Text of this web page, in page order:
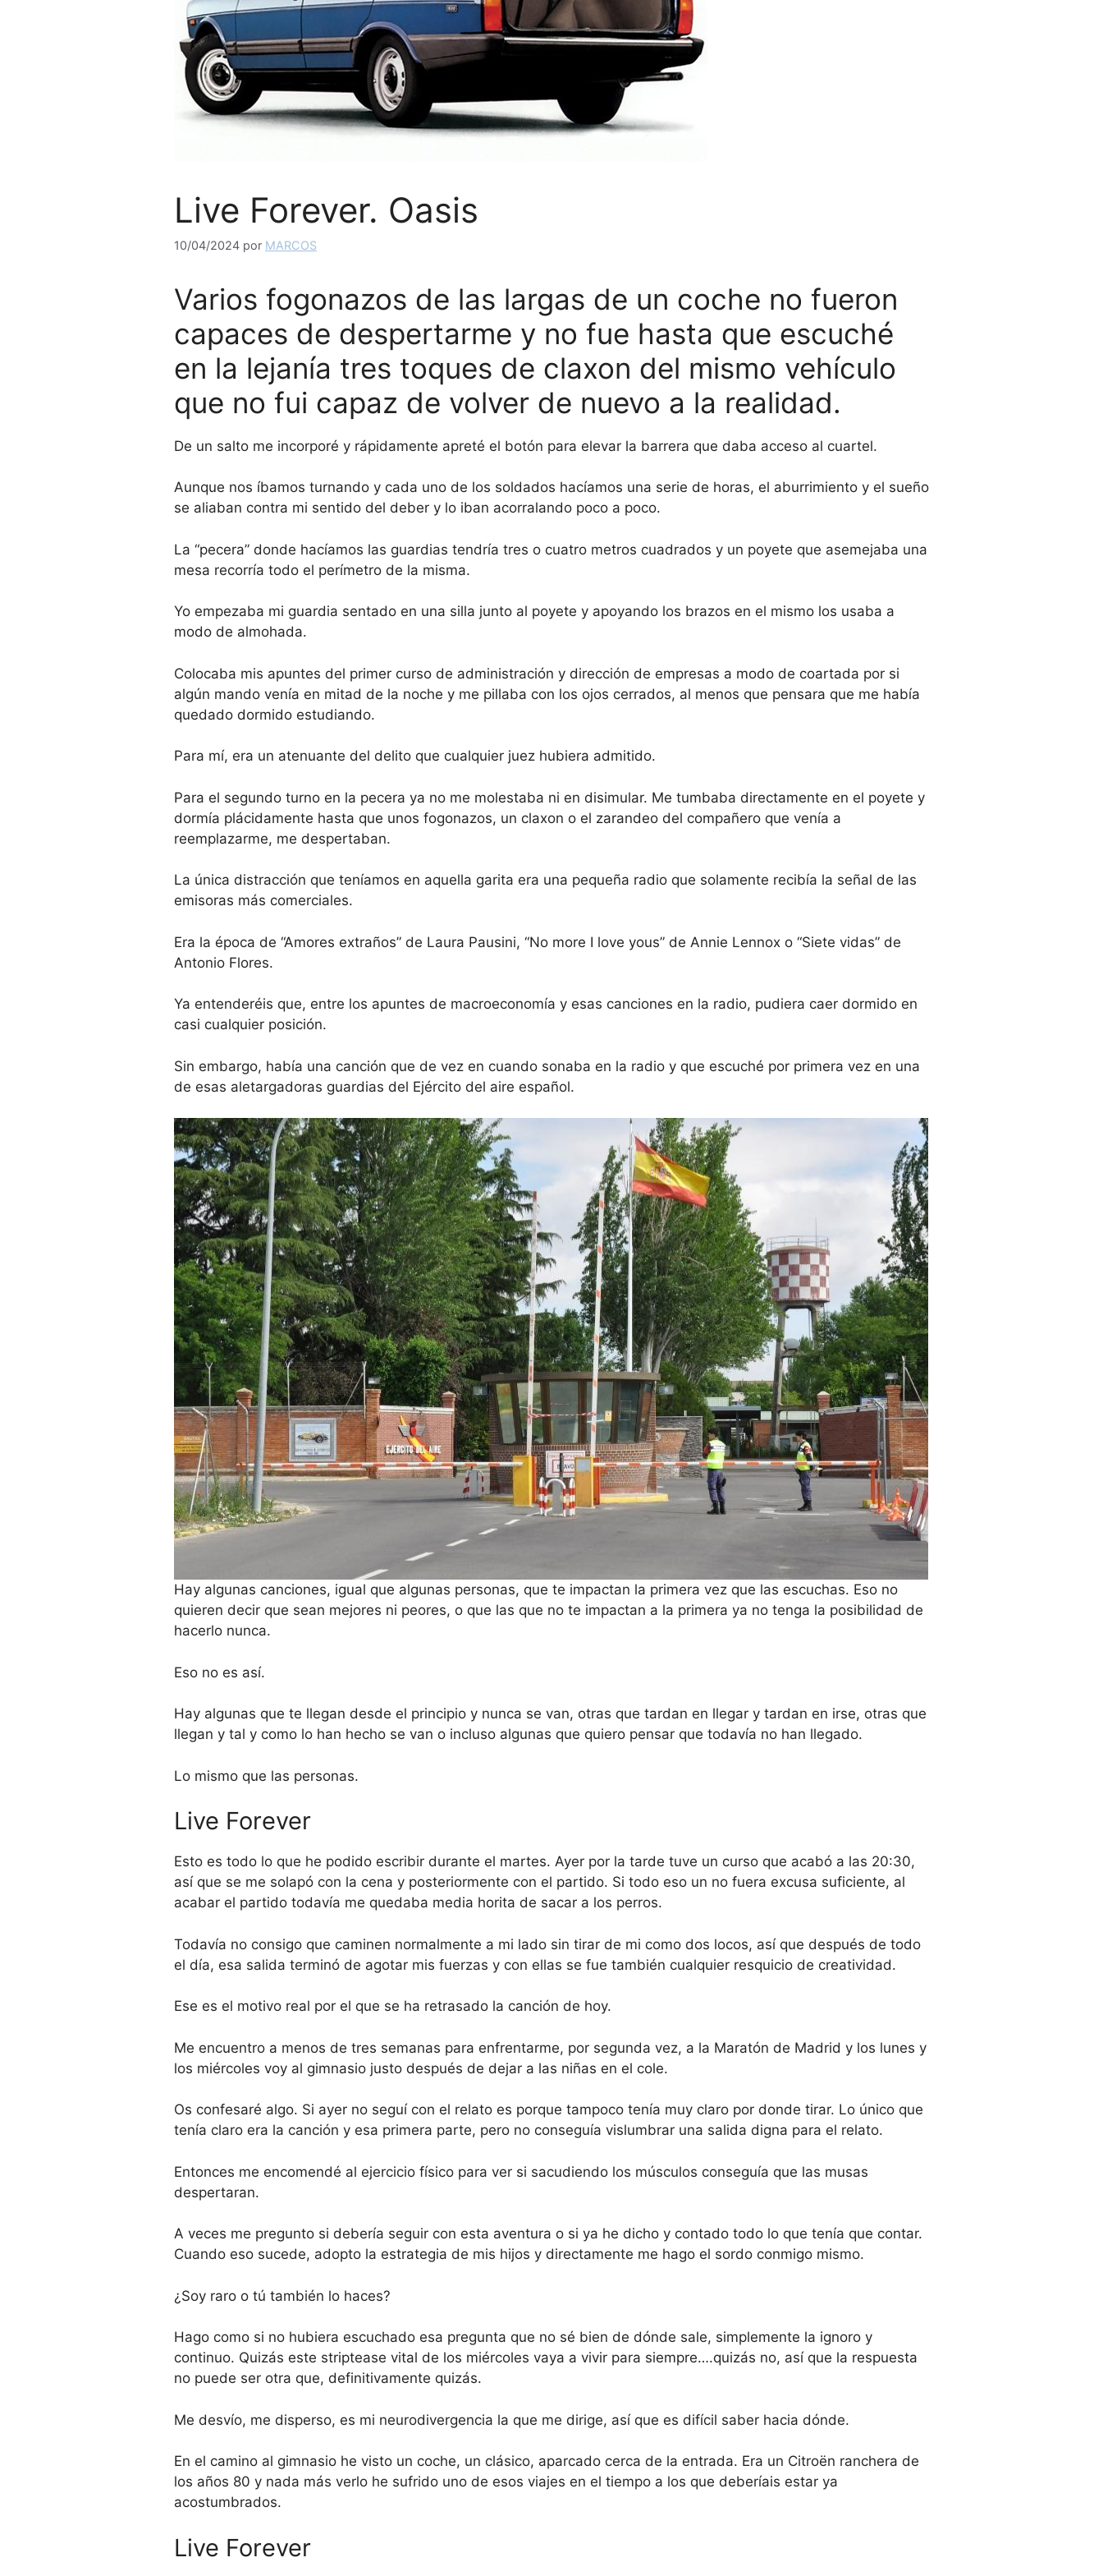
Live Forever. Oasis
10/04/2024 por MARCOS
Varios fogonazos de las largas de un coche no fueron
capaces de despertarme y no fue hasta que escuché
en la lejanía tres toques de claxon del mismo vehículo
que no fui capaz de volver de nuevo a la realidad.
De un salto me incorporé y rápidamente apreté el botón para elevar la barrera que daba acceso al cuartel.
Aunque nos íbamos turnando y cada uno de los soldados hacíamos una serie de horas, el aburrimiento y el sueño
se aliaban contra mi sentido del deber y lo iban acorralando poco a poco.
La “pecera” donde hacíamos las guardias tendría tres o cuatro metros cuadrados y un poyete que asemejaba una
mesa recorría todo el perímetro de la misma.
Yo empezaba mi guardia sentado en una silla junto al poyete y apoyando los brazos en el mismo los usaba a
modo de almohada.
Colocaba mis apuntes del primer curso de administración y dirección de empresas a modo de coartada por si
algún mando venía en mitad de la noche y me pillaba con los ojos cerrados, al menos que pensara que me había
quedado dormido estudiando.
Para mí, era un atenuante del delito que cualquier juez hubiera admitido.
Para el segundo turno en la pecera ya no me molestaba ni en disimular. Me tumbaba directamente en el poyete y
dormía plácidamente hasta que unos fogonazos, un claxon o el zarandeo del compañero que venía a
reemplazarme, me despertaban.
La única distracción que teníamos en aquella garita era una pequeña radio que solamente recibía la señal de las
emisoras más comerciales.
Era la época de “Amores extraños” de Laura Pausini, “No more I love yous” de Annie Lennox o “Siete vidas” de
Antonio Flores.
Ya entenderéis que, entre los apuntes de macroeconomía y esas canciones en la radio, pudiera caer dormido en
casi cualquier posición.
Sin embargo, había una canción que de vez en cuando sonaba en la radio y que escuché por primera vez en una
de esas aletargadoras guardias del Ejército del aire español.
Hay algunas canciones, igual que algunas personas, que te impactan la primera vez que las escuchas. Eso no
quieren decir que sean mejores ni peores, o que las que no te impactan a la primera ya no tenga la posibilidad de
hacerlo nunca.
Eso no es así.
Hay algunas que te llegan desde el principio y nunca se van, otras que tardan en llegar y tardan en irse, otras que
llegan y tal y como lo han hecho se van o incluso algunas que quiero pensar que todavía no han llegado.
Lo mismo que las personas.
Live Forever
Esto es todo lo que he podido escribir durante el martes. Ayer por la tarde tuve un curso que acabó a las 20:30,
así que se me solapó con la cena y posteriormente con el partido. Si todo eso un no fuera excusa suficiente, al
acabar el partido todavía me quedaba media horita de sacar a los perros.
Todavía no consigo que caminen normalmente a mi lado sin tirar de mi como dos locos, así que después de todo
el día, esa salida terminó de agotar mis fuerzas y con ellas se fue también cualquier resquicio de creatividad.
Ese es el motivo real por el que se ha retrasado la canción de hoy.
Me encuentro a menos de tres semanas para enfrentarme, por segunda vez, a la Maratón de Madrid y los lunes y
los miércoles voy al gimnasio justo después de dejar a las niñas en el cole.
Os confesaré algo. Si ayer no seguí con el relato es porque tampoco tenía muy claro por donde tirar. Lo único que
tenía claro era la canción y esa primera parte, pero no conseguía vislumbrar una salida digna para el relato.
Entonces me encomendé al ejercicio físico para ver si sacudiendo los músculos conseguía que las musas
despertaran.
A veces me pregunto si debería seguir con esta aventura o si ya he dicho y contado todo lo que tenía que contar.
Cuando eso sucede, adopto la estrategia de mis hijos y directamente me hago el sordo conmigo mismo.
¿Soy raro o tú también lo haces?
Hago como si no hubiera escuchado esa pregunta que no sé bien de dónde sale, simplemente la ignoro y
continuo. Quizás este striptease vital de los miércoles vaya a vivir para siempre….quizás no, así que la respuesta
no puede ser otra que, definitivamente quizás.
Me desvío, me disperso, es mi neurodivergencia la que me dirige, así que es difícil saber hacia dónde.
En el camino al gimnasio he visto un coche, un clásico, aparcado cerca de la entrada. Era un Citroën ranchera de
los años 80 y nada más verlo he sufrido uno de esos viajes en el tiempo a los que deberíais estar ya
acostumbrados.
Live Forever